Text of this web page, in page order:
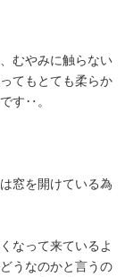
むやみに触らない
てもとても柔らか
す‥。
窓を開けている為
なって来ているよ
うなのかと言うの